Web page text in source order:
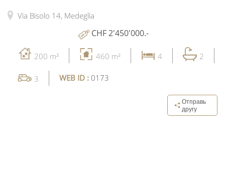
Via Bisolo 14, Medeglia
CHF 2'450'000.-
200 m² 460 m² 4 2
3 WEB ID : 0173
Отправь
другу